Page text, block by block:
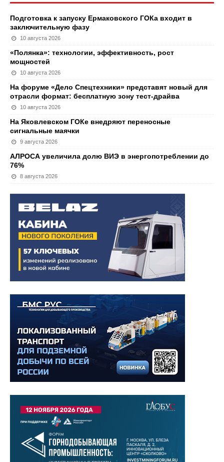
Подготовка к запуску Ермаковского ГОКа входит в
заключительную фазу
10 августа 2026
«Полянка»: технологии, эффективность, рост
мощностей
10 августа 2026
На форуме «Дело Спецтехники» представят новый для
отрасли формат: бесплатную зону тест-драйва
10 августа 2026
На Яковлевском ГОКе внедряют переносные
сигнальные маячки
9 августа 2026
АЛРОСА увеличила долю ВИЭ в энергопотреблении до
76%
8 августа 2026